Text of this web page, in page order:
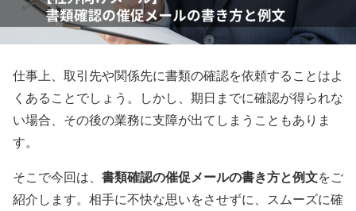
仕事上、取引先や関係先に書類の確認を依頼することはよ
くあることでしょう。しかし、期日までに確認が得られな
い場合、その後の業務に支障が出てしまうこともありま
す。
そこで今回は、 書類確認の催促メールの書き方と例文をご
紹介します。相手に不快な思いをさせずに、スムーズに確